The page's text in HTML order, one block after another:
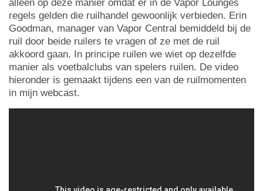
alleen op deze manier omdat er in de Vapor Lounges
regels gelden die ruilhandel gewoonlijk verbieden. Erin
Goodman, manager van Vapor Central bemiddeld bij de
ruil door beide ruilers te vragen of ze met de ruil
akkoord gaan. In principe ruilen we wiet op dezelfde
manier als voetbalclubs van spelers ruilen. De video
hieronder is gemaakt tijdens een van de ruilmomenten
in mijn webcast.